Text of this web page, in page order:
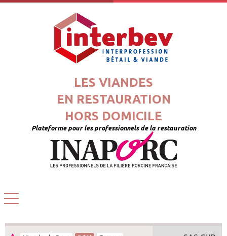
LES VIANDES
EN RESTAURATION
HORS DOMICILE
Plateforme pour les professionnels de la restauration